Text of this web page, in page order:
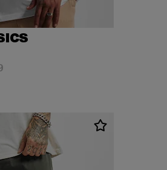
15,99
Aktionspreis: EUR 22,99